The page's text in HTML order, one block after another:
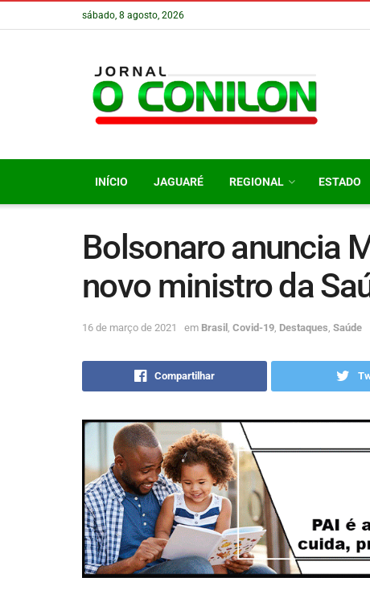
sábado, 8 agosto, 2026
INÍCIO JAGUARÉ REGIONAL ESTADO
Bolsonaro anuncia
novo ministro da
16 de março de 2021 em Brasil Covid-19 Destaques Saúde
Compartilhar